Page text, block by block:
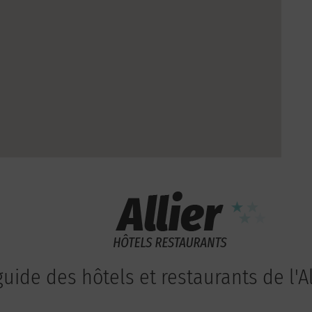
des hôtels et restaurants de